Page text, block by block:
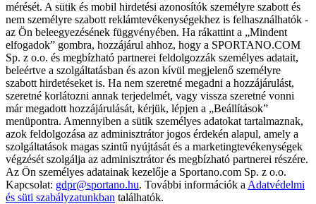
mérését. A sütik és mobil hirdetési azonosítók személyre szabott és
nem személyre szabott reklámtevékenységekhez is felhasználhatók -
az Ön beleegyezésének függvényében. Ha rákattint a „Mindent
elfogadok” gombra, hozzájárul ahhoz, hogy a SPORTANO.COM
Sp. z o.o. és megbízható partnerei feldolgozzák személyes adatait,
beleértve a szolgáltatásban és azon kívül megjelenő személyre
szabott hirdetéseket is. Ha nem szeretné megadni a hozzájárulást,
szeretné korlátozni annak terjedelmét, vagy vissza szeretné vonni
már megadott hozzájárulását, kérjük, lépjen a „Beállítások”
menüpontra. Amennyiben a sütik személyes adatokat tartalmaznak,
azok feldolgozása az adminisztrátor jogos érdekén alapul, amely a
szolgáltatások magas szintű nyújtását és a marketingtevékenységek
végzését szolgálja az adminisztrátor és megbízható partnerei részére.
Az Ön személyes adatainak kezelője a Sportano.com Sp. z o.o.
Kapcsolat: gdpr@sportano.hu. További információk a Adatvédelmi
és süti szabályzatunkban találhatók.